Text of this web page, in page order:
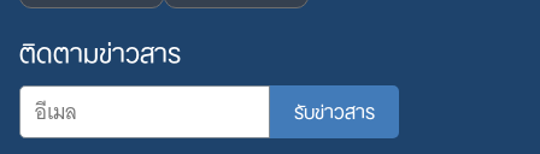
ติดตามข่าวสาร